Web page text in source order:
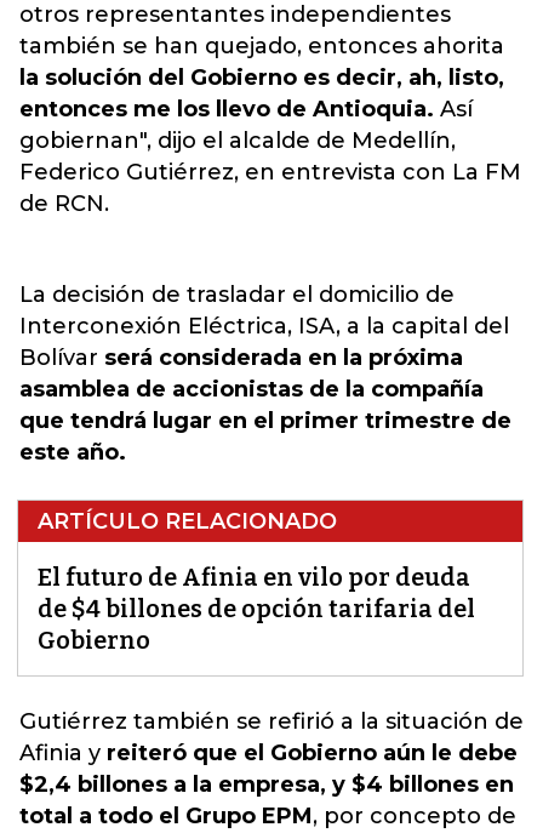
otros representantes independientes
también se han quejado, entonces ahorita
la solución del Gobierno es decir, ah, listo,
entonces me los llevo de Antioquia. Así
gobiernan", dijo el alcalde de Medellín,
Federico Gutiérrez, en entrevista con La FM
de RCN.
La decisión de trasladar el domicilio de
Interconexión Eléctrica, ISA, a la capital del
Bolívar será considerada en la próxima
asamblea de accionistas de la compañía
que tendrá lugar en el primer trimestre de
este año.
ARTÍCULO RELACIONADO
El futuro de Afinia en vilo por deuda
de $4 billones de opción tarifaria del
Gobierno
Gutiérrez también se refirió a la situación de
Afinia y reiteró que el Gobierno aún le debe
$2,4 billones a la empresa, y $4 billones en
total a todo el Grupo EPM, por concepto de